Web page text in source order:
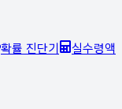
확률 진단기
실수령액